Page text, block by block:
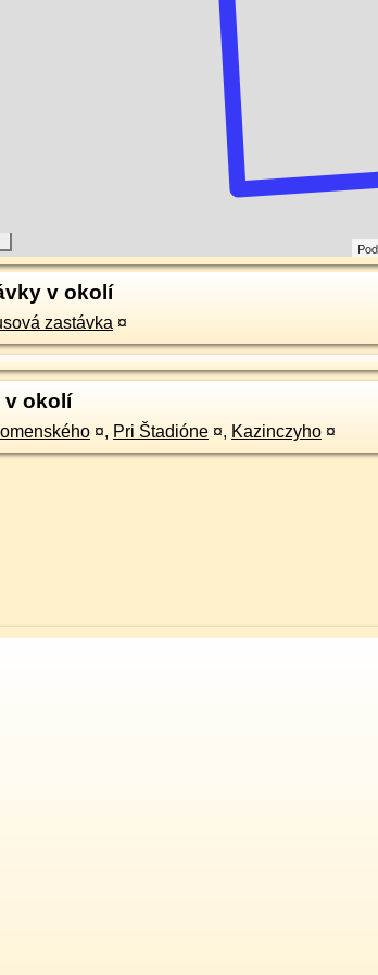
v okolí
zastávka ¤
v okolí
¤, Pri Štadióne ¤, Kazinczyho ¤